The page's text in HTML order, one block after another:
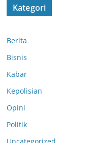
Kategori
Berita
Bisnis
Kabar
Kepolisian
Opini
Politik
Polsek Nguling
Sambangi
Perangkat Desa